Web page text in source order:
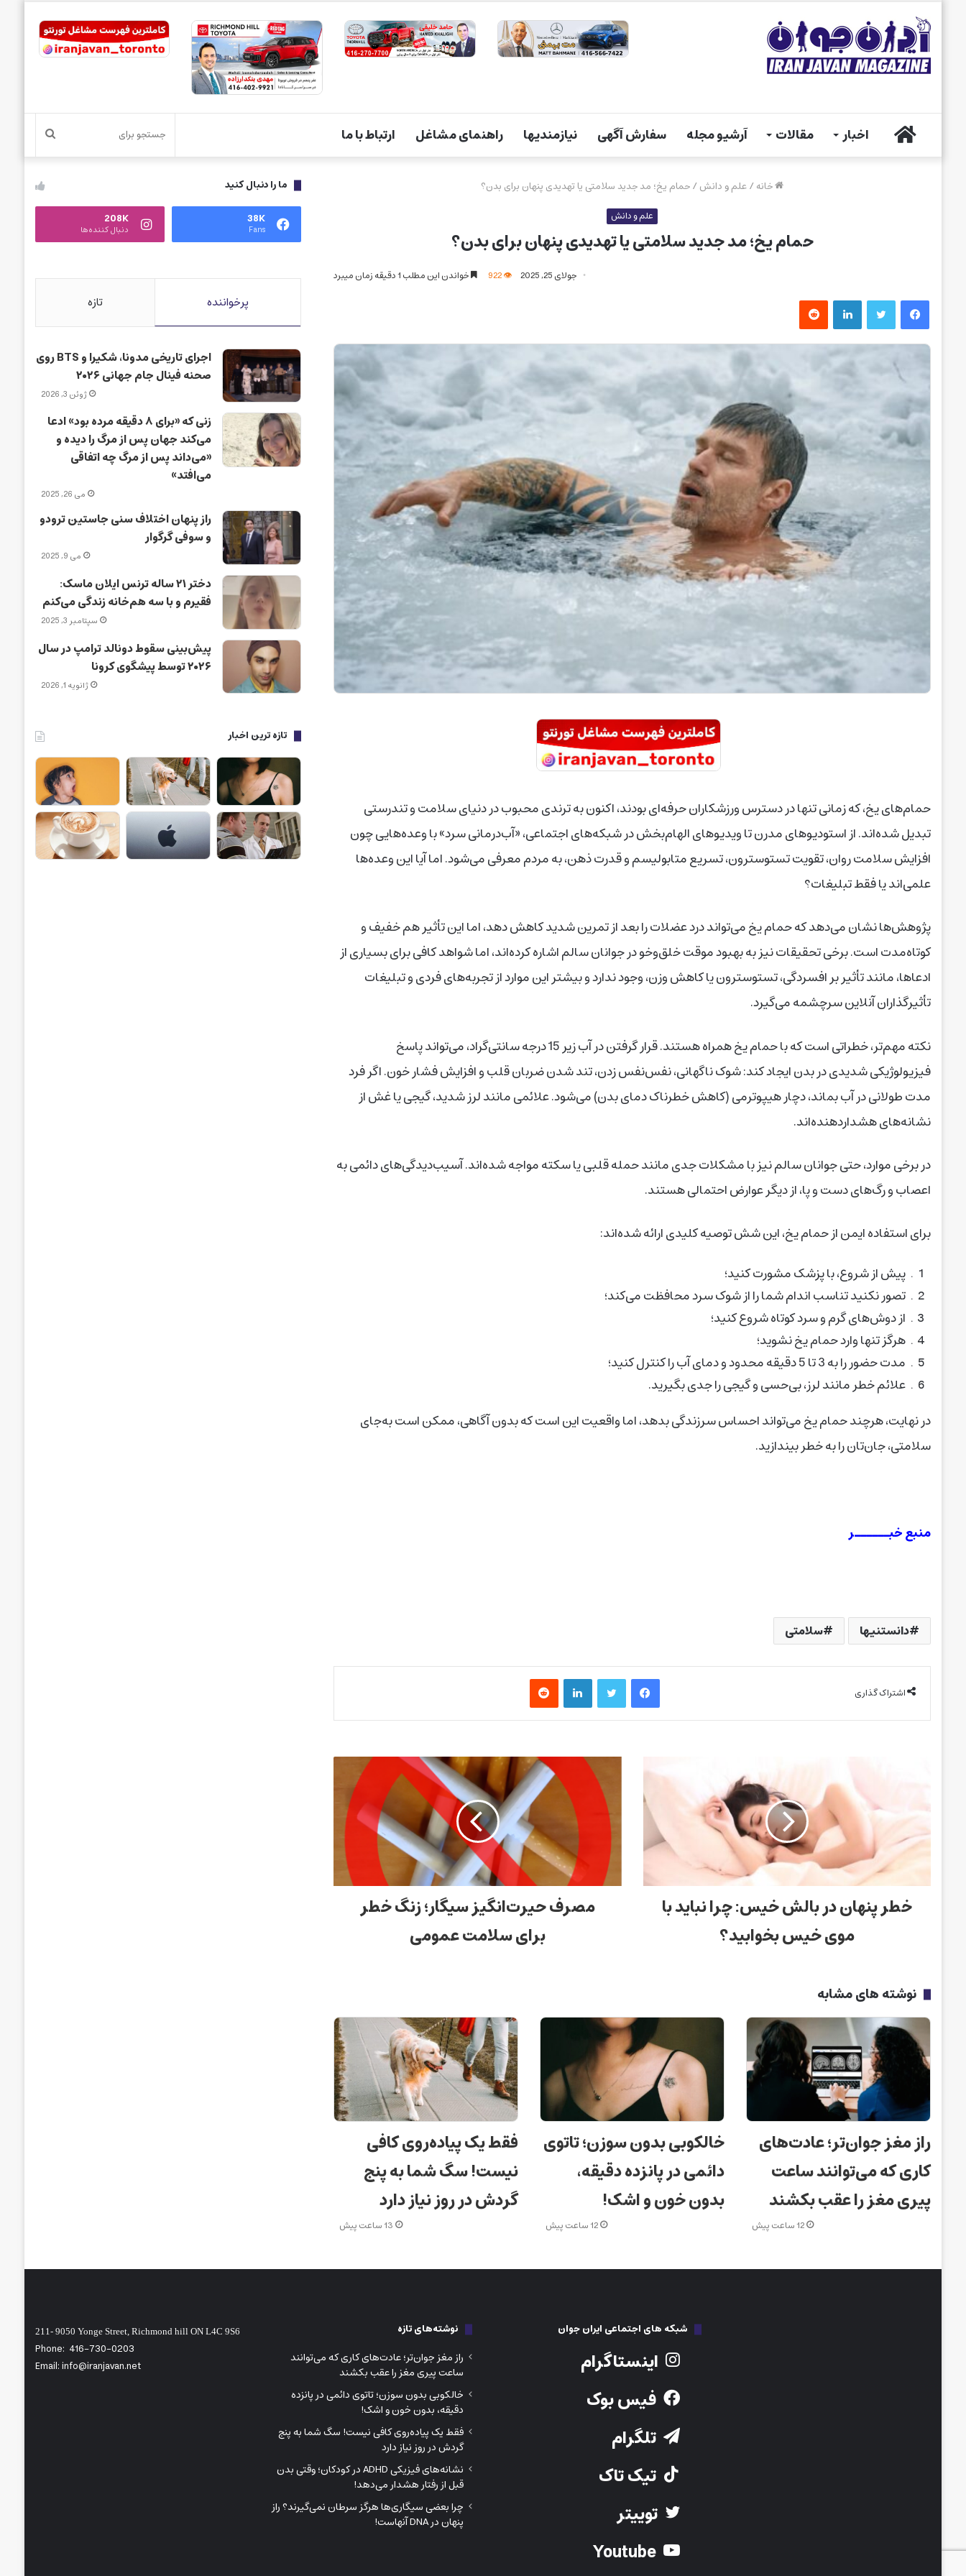
خانه اخبار مقالات آرشیو مجله سفارش آگهی نیازمندیها راهنمای مشاغل ارتباط با ما جستجو
برای خانه/علم و دانش/حمام یخ؛ مد جدید سلامتی یا تهدیدی پنهان برای بدن؟
علم و دانش
حمام یخ؛ مد جدید سلامتی یا تهدیدی پنهان برای بدن؟
جولای 25, 2025 خواندن این مطلب 1 دقیقه زمان میبرد
فیس بوک توییتر لینکدین‫رددیت
حمام‌های یخ، که زمانی تنها در دسترس ورزشکاران حرفه‌ای بودند، اکنون به ترندی محبوب در دنیای سلامت و تندرستی
تبدیل شده‌اند. از استودیوهای مدرن تا ویدیوهای الهام‌بخش در شبکه‌های اجتماعی، «آب‌درمانی سرد» با وعده‌هایی چون
افزایش سلامت روان، تقویت تستوسترون، تسریع متابولیسم و قدرت ذهن، به مردم معرفی می‌شود. اما آیا این وعده‌ها
علمی‌اند یا فقط تبلیغات؟
پژوهش‌ها نشان می‌دهد که حمام یخ می‌تواند درد عضلات را بعد از تمرین شدید کاهش دهد، اما این تأثیر هم خفیف و
کوتاه‌مدت است. برخی تحقیقات نیز به بهبود موقت خلق‌وخو در جوانان سالم اشاره کرده‌اند، اما شواهد کافی برای بسیاری از
ادعاها، مانند تأثیر بر افسردگی، تستوسترون یا کاهش وزن، وجود ندارد و بیشتر این موارد از تجربه‌های فردی و تبلیغات
تأثیرگذاران آنلاین سرچشمه می‌گیرد.
نکته مهم‌تر، خطراتی است که با حمام یخ همراه‌ هستند. قرار گرفتن در آب زیر 15 درجه سانتی‌گراد، می‌تواند پاسخ
فیزیولوژیکی شدیدی در بدن ایجاد کند: شوک ناگهانی، نفس‌نفس زدن، تند شدن ضربان قلب و افزایش فشار خون. اگر فرد
مدت طولانی در آب بماند، دچار هیپوترمی (کاهش خطرناک دمای بدن) می‌شود. علائمی مانند لرز شدید، گیجی یا غش از
نشانه‌های هشداردهنده‌اند.
در برخی موارد، حتی جوانان سالم نیز با مشکلات جدی مانند حمله قلبی یا سکته مواجه شده‌اند. آسیب‌دیدگی‌های دائمی به
اعصاب و رگ‌های دست و پا، از دیگر عوارض احتمالی هستند.
برای استفاده ایمن از حمام یخ، این شش توصیه کلیدی ارائه شده‌اند:
پیش از شروع، با پزشک مشورت کنید؛
تصور نکنید تناسب اندام شما را از شوک سرد محافظت می‌کند؛
از دوش‌های گرم‌ و سرد کوتاه شروع کنید؛
هرگز تنها وارد حمام یخ نشوید؛
مدت حضور را به 3 تا 5 دقیقه محدود و دمای آب را کنترل کنید؛
علائم خطر مانند لرز، بی‌حسی و گیجی را جدی بگیرید.
در نهایت، هرچند حمام یخ می‌تواند احساس سرزندگی بدهد، اما واقعیت این است که بدون آگاهی، ممکن است به‌جای
سلامتی، جان‌تان را به خطر بیندازید.
منبع خبــــــر
دانستنیها سلامتی
اشتراک گذاری
فیس بوک توییتر لینکدین‫رددیت
خطر پنهان در بالش خیس: چرا نباید با
موی خیس بخوابید؟
مصرف حیرت‌انگیز سیگار؛ زنگ خطر
برای سلامت عمومی
نوشته های مشابه
راز مغز جوان‌تر؛ عادت‌های
کاری که می‌توانند ساعت
پیری مغز را عقب بکشند
12 ساعت پیش
خالکوبی بدون سوزن؛ تاتوی
دائمی در پانزده دقیقه،
بدون خون و اشک!
12 ساعت پیش
فقط یک پیاده‌روی کافی
نیست! سگ شما به پنج
گردش در روز نیاز دارد
13 ساعت پیش
ما را دنبال کنید
38K
Fans
208K
دنبال کننده‌ها
پرخواننده تازه
اجرای تاریخی مدونا، شکیرا و BTS روی
صحنه فینال جام جهانی ۲۰۲۶
ژوئن 3, 2026
زنی که «برای ۸ دقیقه مرده بود» ادعا
می‌کند جهان پس از مرگ را دیده و
«می‌داند پس از مرگ چه اتفاقی
می‌افتد»
می 26, 2025
راز پنهان اختلاف سنی جاستین ترودو
و سوفی گرگوار
می 9, 2025
دختر ۲۱ ساله ترنس ایلان ماسک:
فقیرم و با سه هم‌خانه زندگی می‌کنم
سپتامبر 3, 2025
پیش‌بینی سقوط دونالد ترامپ در سال
۲۰۲۶ توسط پیشگوی کرونا
ژانویه 1, 2026
تازه ترین اخبار
شبکه های اجتماعی ایران جوان
اینستاگرام
فیس بوک
تلگرام
تیک تاک
توییتر
Youtube
نوشته‌های تازه
راز مغز جوان‌تر؛ عادت‌های کاری که می‌توانند
ساعت پیری مغز را عقب بکشند
خالکوبی بدون سوزن؛ تاتوی دائمی در پانزده
دقیقه، بدون خون و اشک!
فقط یک پیاده‌روی کافی نیست! سگ شما به پنج
گردش در روز نیاز دارد
نشانه‌های فیزیکی ADHD در کودکان؛ وقتی بدن
قبل از رفتار هشدار می‌دهد!
چرا بعضی سیگاری‌ها هرگز سرطان نمی‌گیرند؟ راز
پنهان در DNA آنهاست!
211- 9050 Yonge Street, Richmond hill ON L4C 9S6
Phone: 416-730-0203
Email: info@iranjavan.net